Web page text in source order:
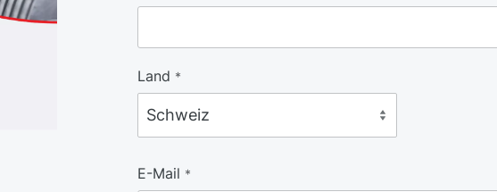
Land *
E-Mail *